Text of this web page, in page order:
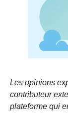
Les opinions
contributeur
plateforme qui